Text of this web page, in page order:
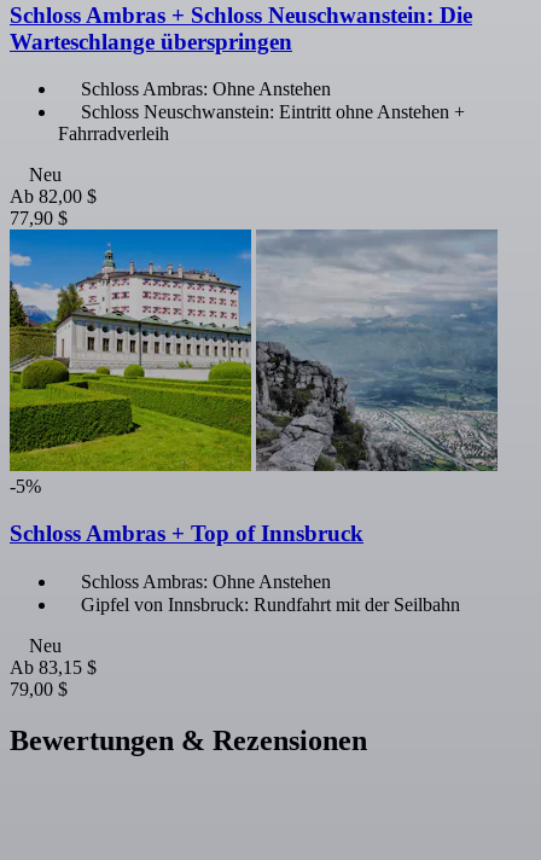
Schloss Ambras + Schloss Neuschwanstein: Die
Warteschlange überspringen
Schloss Ambras: Ohne Anstehen
Schloss Neuschwanstein: Eintritt ohne Anstehen +
Fahrradverleih
Neu
Ab 82,00 $
77,90 $
-5%
Schloss Ambras + Top of Innsbruck
Schloss Ambras: Ohne Anstehen
Gipfel von Innsbruck: Rundfahrt mit der Seilbahn
Neu
Ab 83,15 $
79,00 $
Bewertungen & Rezensionen